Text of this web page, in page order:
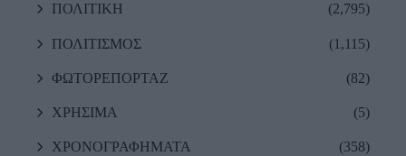
ΠΟΛΙΤΙΚΗ (2,795)
ΠΟΛΙΤΙΣΜΟΣ (1,115)
ΦΩΤΟΡΕΠΟΡΤΑΖ (82)
ΧΡΗΣΙΜΑ (5)
ΧΡΟΝΟΓΡΑΦΗΜΑΤΑ (358)